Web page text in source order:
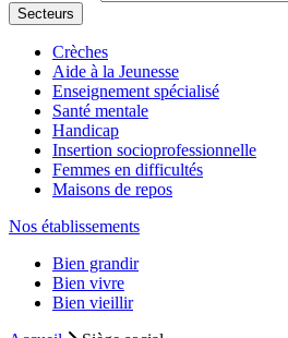
Secteurs
Crèches
Aide à la Jeunesse
Enseignement spécialisé
Santé mentale
Handicap
Insertion socioprofessionnelle
Femmes en difficultés
Maisons de repos
Nos établissements
Bien grandir
Bien vivre
Bien vieillir